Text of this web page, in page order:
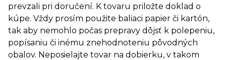
prevzali pri doručení. K tovaru priložte doklad o
kúpe. Vždy prosím použite baliaci papier či kartón,
tak aby nemohlo počas prepravy dôjsť k polepeniu,
popísaniu či inému znehodnoteniu pôvodných
obalov. Neposielajte tovar na dobierku, v takom